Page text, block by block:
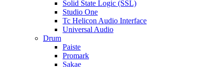
Solid State Logic (SSL)
Studio One
Tc Helicon Audio Interface
Universal Audio
Drum
Paiste
Promark
Sakae